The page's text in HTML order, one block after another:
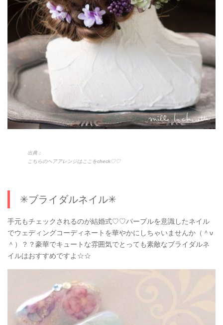
出典：
こちらのヘアアレンジはここをcheck♡♡
✳︎ブライダルネイル✳︎
手元もチェックされるのが結婚式♡♡パープルを意識したネイル
でウェディングコーディネートを華やかにしちゃいませんか（＾ν
＾）？？豪華でキュートな雰囲気でとっても素敵なブライダルネ
イルはおすすめですよ☆☆